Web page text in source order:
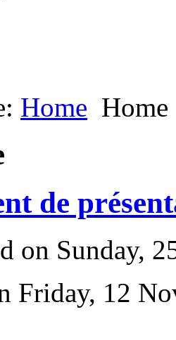
Home Home
de
on Sunday,
Friday, 12